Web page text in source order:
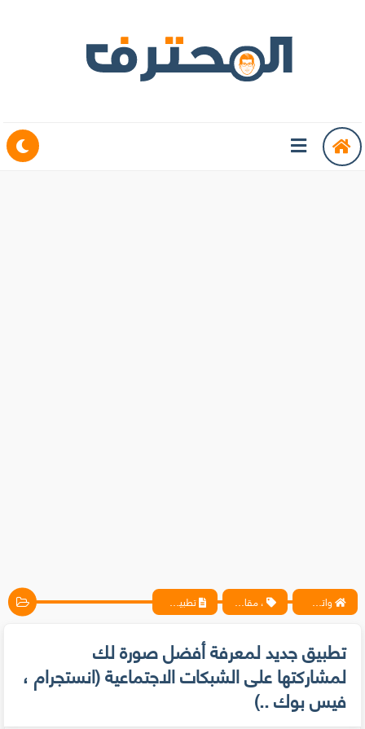
واتس آب ، فيسبوك ، أنترنت ، شروحات تقنية حصرية - المحترف ، مقالات تطبيق جديد لمعرفة أفضل صورة لك لمشاركتها على الشبكات الاجتماعية (انستجرام ، فيس بوك ..)
تطبيق جديد لمعرفة أفضل صورة لك
لمشاركتها على الشبكات الاجتماعية (انستجرام ،
فيس بوك ..)